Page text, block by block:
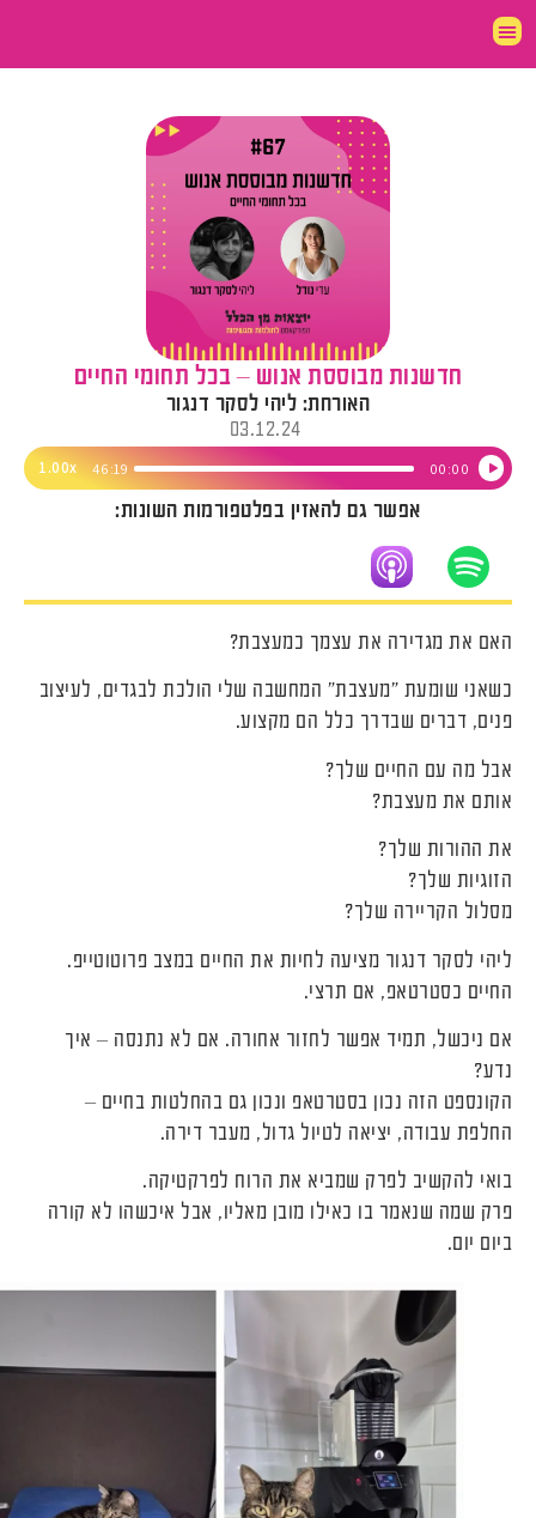
חדשנות מבוססת אנוש – בכל תחומי החיים
האורחת: ליהי לסקר דנגור
03.12.24
נגן
00:00
46:19
1.00x
אפשר גם להאזין בפלטפורמות השונות:
האם את מגדירה את עצמך כמעצבת?
כשאני שומעת "מעצבת" המחשבה שלי הולכת לבגדים, לעיצוב
פנים, דברים שבדרך כלל הם מקצוע.
אבל מה עם החיים שלך?
אותם את מעצבת?
את ההורות שלך?
הזוגיות שלך?
מסלול הקריירה שלך?
ליהי לסקר דנגור מציעה לחיות את החיים במצב פרוטוטייפ.
החיים כסטרטאפ, אם תרצי.
אם ניכשל, תמיד אפשר לחזור אחורה. אם לא נתנסה – איך
נדע?
הקונספט הזה נכון בסטרטאפ ונכון גם בהחלטות בחיים –
החלפת עבודה, יציאה לטיול גדול, מעבר דירה.
בואי להקשיב לפרק שמביא את הרוח לפרקטיקה.
פרק שמה שנאמר בו כאילו מובן מאליו, אבל איכשהו לא קורה
ביום יום.